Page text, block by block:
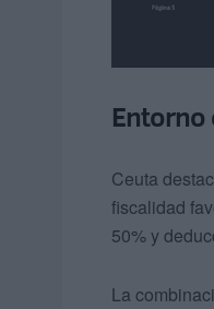
Ceuta
fiscalidad
50% y
La